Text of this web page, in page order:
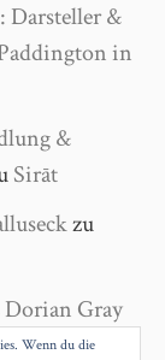
Darsteller &
in
&
Sirāt
zu
Dorian Gray
Wenn du die